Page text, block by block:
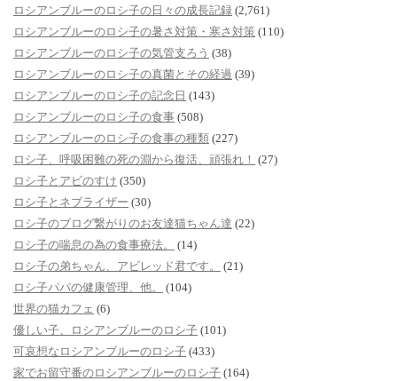
ロシアンブルーのロシ子の日々の成長記録 (2,761)
ロシアンブルーのロシ子の暑さ対策・寒さ対策 (110)
ロシアンブルーのロシ子の気管支ろう (38)
ロシアンブルーのロシ子の真菌とその経過 (39)
ロシアンブルーのロシ子の記念日 (143)
ロシアンブルーのロシ子の食事 (508)
ロシアンブルーのロシ子の食事の種類 (227)
ロシ子、呼吸困難の死の淵から復活、頑張れ！ (27)
ロシ子とアビのすけ (350)
ロシ子とネブライザー (30)
ロシ子のブログ繋がりのお友達猫ちゃん達 (22)
ロシ子の喘息の為の食事療法。
(14)
ロシ子の弟ちゃん、アビレッド君です。
(21)
ロシ子パパの健康管理、他。
(104)
世界の猫カフェ (6)
優しい子、ロシアンブルーのロシ子 (101)
可哀想なロシアンブルーのロシ子 (433)
家でお留守番のロシアンブルーのロシ子 (164)